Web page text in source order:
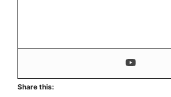
Share this: